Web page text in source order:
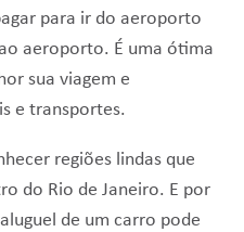
para ir do aeroporto
aeroporto. É uma ótima
sua viagem e
e transportes.
regiões lindas que
do Rio de Janeiro. E por
de um carro pode